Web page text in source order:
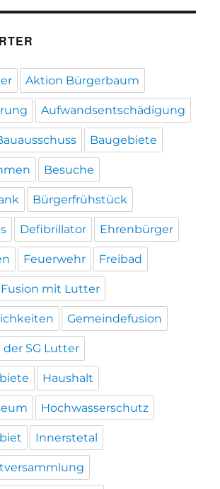
Aktion Bürgerbaum
Aufwandsentschädigung
Baugebiete
Besuche
Bürgerfrühstück
Defibrillator Ehrenbürger
Feuerwehr Freibad
Fusion mit Lutter
Gemeindefusion
SG Lutter
Haushalt
Hochwasserschutz
Innerstetal